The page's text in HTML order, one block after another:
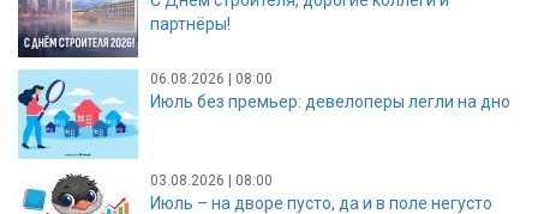
партнёры!
06.08.2026 | 08:00
Июль без премьер: девелоперы легли на дно
03.08.2026 | 08:00
Июль – на дворе пусто, да и в поле негусто